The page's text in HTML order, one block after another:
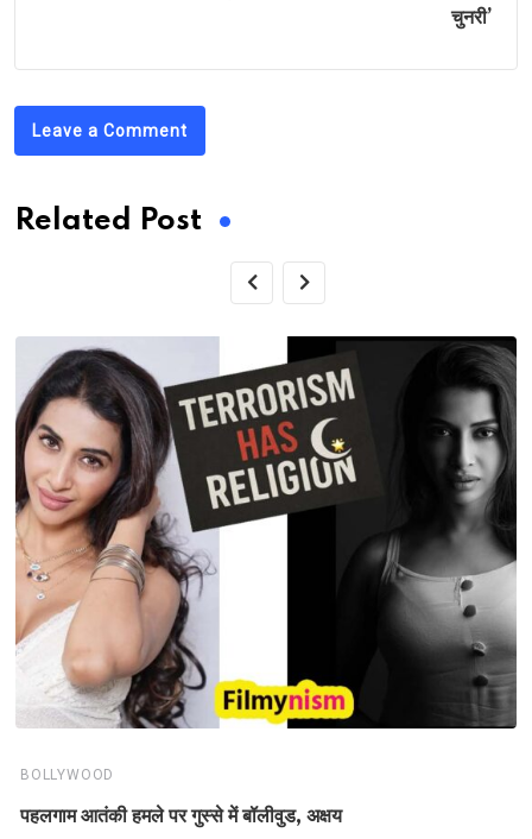
चुनरी’
Leave a Comment
Related Post
BOLLYWOOD
पहलगाम आतंकी हमले पर गुस्से में बॉलीवुड, अक्षय